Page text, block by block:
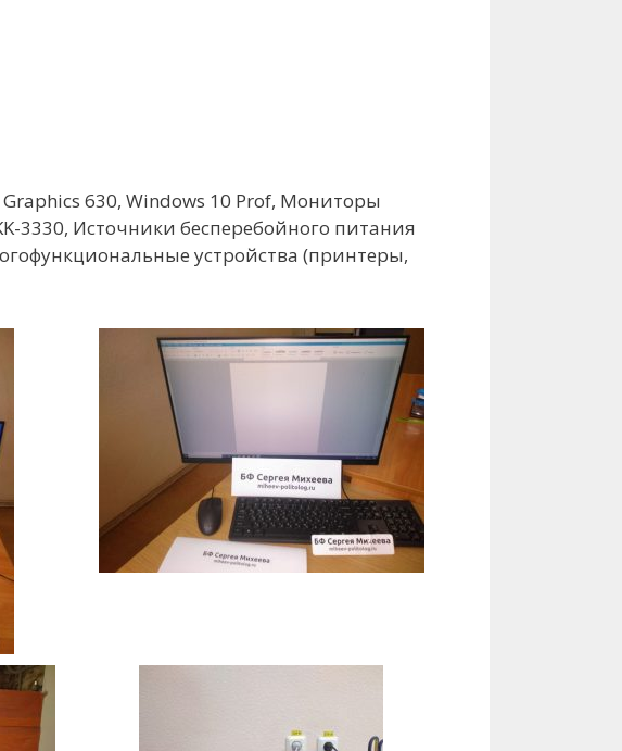
Graphics 630, Windows 10 Prof, Мониторы
3330, Источники бесперебойного питания
устройства (принтеры,